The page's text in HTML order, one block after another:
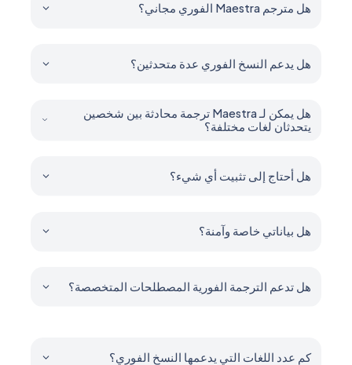
هل مترجم Maestra الفوري مجاني؟
هل يدعم النسخ الفوري عدة متحدثين؟
هل يمكن لـ Maestra ترجمة محادثة بين شخصين
يتحدثان لغات مختلفة؟
هل أحتاج إلى تثبيت أي شيء؟
هل بياناتي خاصة وآمنة؟
هل تدعم الترجمة الفورية المصطلحات المتخصصة؟
كم عدد اللغات التي يدعمها النسخ الفوري؟